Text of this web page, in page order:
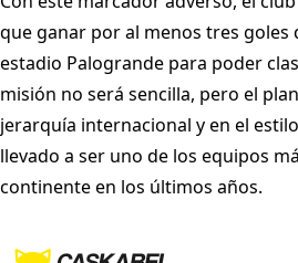
que ganar por al menos tres goles
estadio Palogrande para poder
misión no será sencilla, pero el
jerarquía internacional y en el
llevado a ser uno de los equipos
continente en los últimos años.